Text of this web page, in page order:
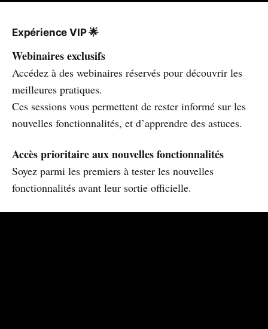
Expérience VIP🌟
Webinaires exclusifs
Accédez à des webinaires réservés pour découvrir les
meilleures pratiques.
Ces sessions vous permettent de rester informé sur les
nouvelles fonctionnalités, et d’apprendre des astuces.
Accès prioritaire aux nouvelles fonctionnalités
Soyez parmi les premiers à tester les nouvelles
fonctionnalités avant leur sortie officielle.